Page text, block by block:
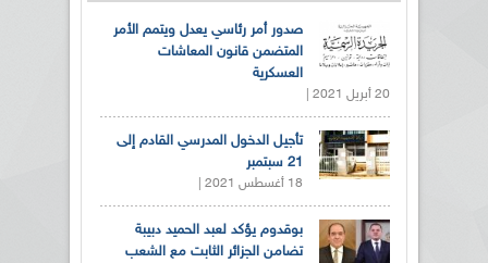
صدور أمر رئاسي يعدل ويتمم الأمر
المتضمن قانون المعاشات
العسكرية
20 أبريل 2021 |
تأجيل الدخول المدرسي القادم إلى
21 سبتمبر
18 أغسطس 2021 |
بوقدوم يؤكد لعبد الحميد دبيبة
تضامن الجزائر الثابت مع الشعب